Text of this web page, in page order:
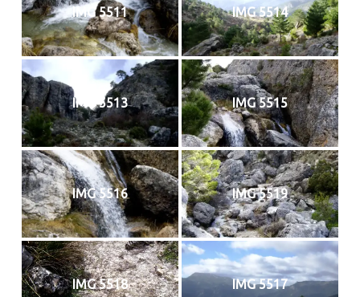
IMG 5511 IMG 5514
IMG 5513 IMG 5515
IMG 5516 IMG 5519
IMG 5518 IMG 5517